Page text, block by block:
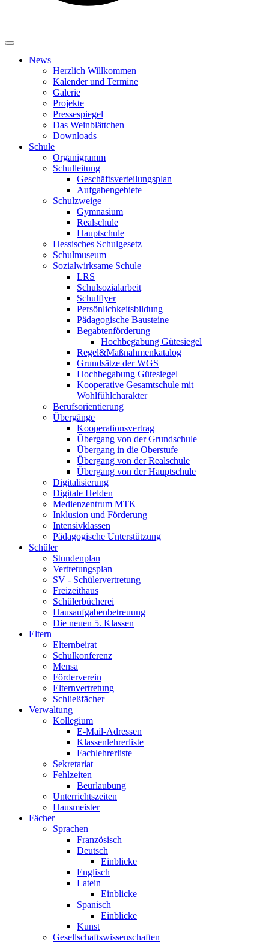
News
Herzlich Willkommen
Kalender und Termine
Galerie
Projekte
Pressespiegel
Das Weinblättchen
Downloads
Schule
Organigramm
Schulleitung
Geschäftsverteilungsplan
Aufgabengebiete
Schulzweige
Gymnasium
Realschule
Hauptschule
Hessisches Schulgesetz
Schulmuseum
Sozialwirksame Schule
LRS
Schulsozialarbeit
Schulflyer
Persönlichkeitsbildung
Pädagogische Bausteine
Begabtenförderung
Hochbegabung Gütesiegel
Regel&Maßnahmenkatalog
Grundsätze der WGS
Hochbegabung Gütesiegel
Kooperative Gesamtschule mit
Wohlfühlcharakter
Berufsorientierung
Übergänge
Kooperationsvertrag
Übergang von der Grundschule
Übergang in die Oberstufe
Übergang von der Realschule
Übergang von der Hauptschule
Digitalisierung
Digitale Helden
Medienzentrum MTK
Inklusion und Förderung
Intensivklassen
Pädagogische Unterstützung
Schüler
Stundenplan
Vertretungsplan
SV - Schülervertretung
Freizeithaus
Schülerbücherei
Hausaufgabenbetreuung
Die neuen 5. Klassen
Eltern
Elternbeirat
Schulkonferenz
Mensa
Förderverein
Elternvertretung
Schließfächer
Verwaltung
Kollegium
E-Mail-Adressen
Klassenlehrerliste
Fachlehrerliste
Sekretariat
Fehlzeiten
Beurlaubung
Unterrichtszeiten
Hausmeister
Fächer
Sprachen
Französisch
Deutsch
Einblicke
Englisch
Latein
Einblicke
Spanisch
Einblicke
Kunst
Gesellschaftswissenschaften